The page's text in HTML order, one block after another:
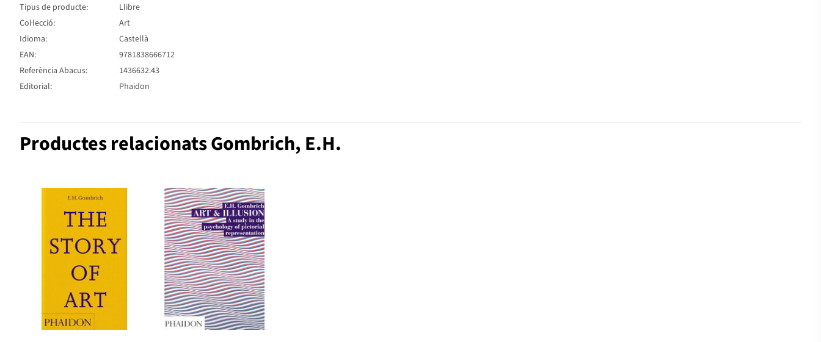
Tipus de producte:
Llibre
Col·lecció:
Art
Idioma:
Castellà
EAN:
9781838666712
Referència Abacus:
1436632.43
Editorial:
Phaidon
Productes relacionats Gombrich, E.H.